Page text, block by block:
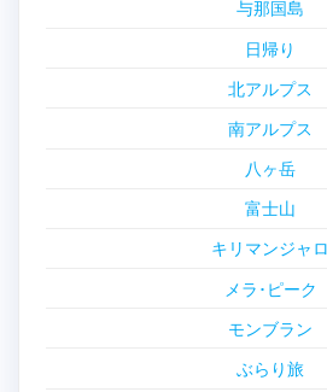
与那国島
日帰り
北アルプス
南アルプス
八ヶ岳
富士山
キリマンジャロ
メラ･ピーク
モンブラン
ぶらり旅